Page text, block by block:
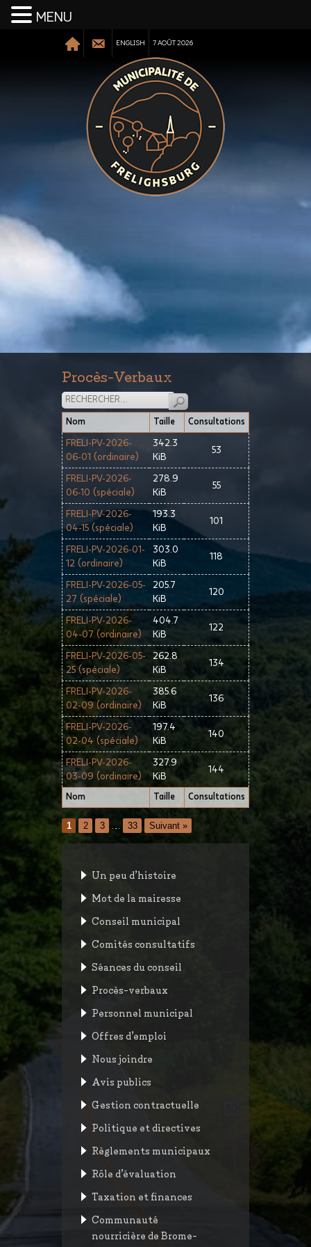
ENGLISH 7 AOÛT 2026
Procès-Verbaux
Nom Taille Consultations
Nom Taille Consultations
FRELI-PV-2026-
06-01 (ordinaire)
342.3
KiB
53
FRELI-PV-2026-
06-10 (spéciale)
278.9
KiB
55
FRELI-PV-2026-
04-15 (spéciale)
193.3
KiB
101
FRELI-PV-2026-01-
12 (ordinaire)
303.0
KiB
118
FRELI-PV-2026-05-
27 (spéciale)
205.7
KiB
120
FRELI-PV-2026-
04-07 (ordinaire)
404.7
KiB
122
FRELI-PV-2026-05-
25 (spéciale)
262.8
KiB
134
FRELI-PV-2026-
02-09 (ordinaire)
385.6
KiB
136
FRELI-PV-2026-
02-04 (spéciale)
197.4
KiB
140
FRELI-PV-2026-
03-09 (ordinaire)
327.9
KiB
144
1 2 3 … 33 Suivant »
Un peu d’histoire
Mot de la mairesse
Conseil municipal
Comités consultatifs
Séances du conseil
Procès-verbaux
Personnel municipal
Offres d’emploi
Nous joindre
Avis publics
Gestion contractuelle
Politique et directives
Règlements municipaux
Rôle d’évaluation
Taxation et finances
Communauté
nourricière de Brome-
MENU